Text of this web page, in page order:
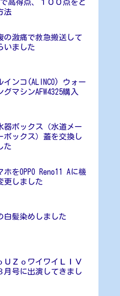
で高得点、１００点をと
法
の激痛で救急搬送して
いました
インコ(ALINCO) ウォー
グマシンAFW4325購入
器ボックス（水道メー
ボックス）蓋を交換し
た
ホをOPPO Reno11 Aに機
更しました
白髪染めしました
ＵＺｏワイワイＬＩＶ
月号に出演してきまし